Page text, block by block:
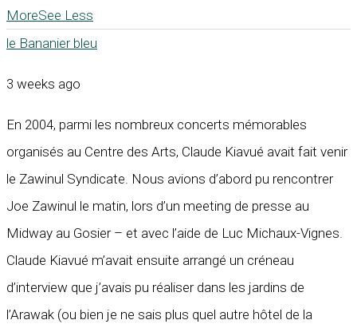
MoreSee Less
le Bananier bleu
3 weeks ago
En 2004, parmi les nombreux concerts mémorables
organisés au Centre des Arts, Claude Kiavué avait fait venir
le Zawinul Syndicate. Nous avions d’abord pu rencontrer
Joe Zawinul le matin, lors d’un meeting de presse au
Midway au Gosier – et avec l’aide de Luc Michaux-Vignes.
Claude Kiavué m’avait ensuite arrangé un créneau
d’interview que j’avais pu réaliser dans les jardins de
l’Arawak (ou bien je ne sais plus quel autre hôtel de la